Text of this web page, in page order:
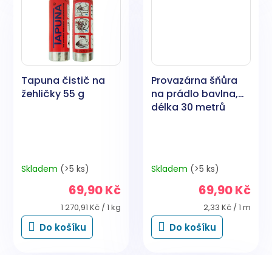
Tapuna čistič na
žehličky 55 g
Skladem (>5 ks)
69,90 Kč
Měrná
cena:
1 270,91 Kč / 1 kg
Do košíku
Provazárna šňůra
na prádlo bavlna,
délka 30 metrů
Skladem (>5 ks)
69,90 Kč
Měrná
cena:
2,33 Kč / 1 m
Do košíku